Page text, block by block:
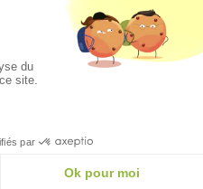
Montpellier
Simplébo